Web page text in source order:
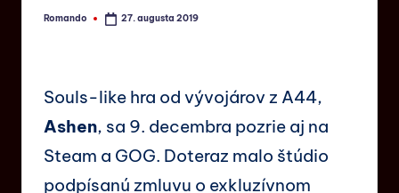
Romando 27. augusta 2019
Souls-like hra od vývojárov z A44,
Ashen, sa 9. decembra pozrie aj na
Steam a GOG. Doteraz malo štúdio
podpísanú zmluvu o exkluzívnom